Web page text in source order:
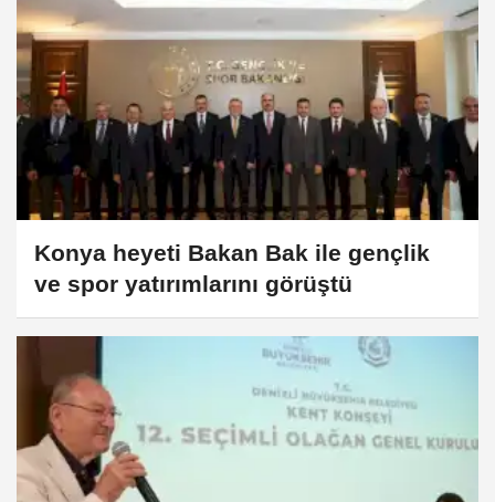
Konya heyeti Bakan Bak ile gençlik
ve spor yatırımlarını görüştü